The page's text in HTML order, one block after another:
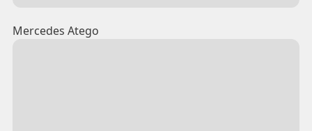
Mercedes Atego